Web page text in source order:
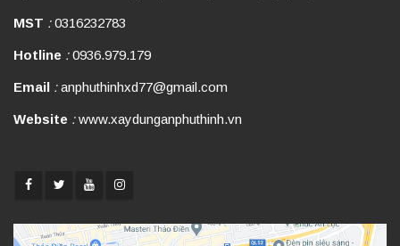
MST :0316232783
Hotline : 0936.979.179
Email :anphuthinhxd77@gmail.com
Website :www.xaydunganphuthinh.vn